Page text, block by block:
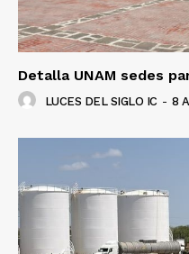
Detalla UNAM sedes
LUCES DEL SIGLO IC - 8